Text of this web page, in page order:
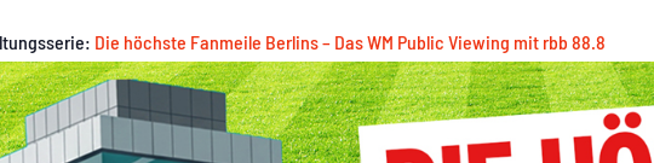
Die höchste Fanmeile Berlins – Das WM Public Viewing mit rbb 88.8